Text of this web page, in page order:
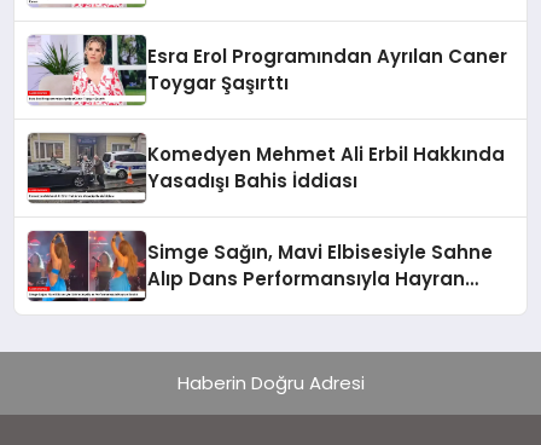
Esra Erol Programından Ayrılan Caner
Toygar Şaşırttı
Komedyen Mehmet Ali Erbil Hakkında
Yasadışı Bahis İddiası
Simge Sağın, Mavi Elbisesiyle Sahne
Alıp Dans Performansıyla Hayran
Haberin Doğru Adresi